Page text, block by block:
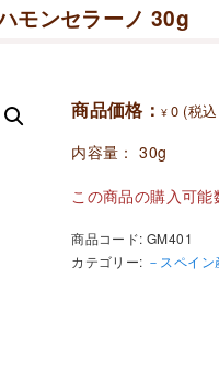
モンセラーノ 30g
商品価格：¥ 0 (税込
内容量： 30g
この商品の購入可能
商品コード: GM401
カテゴリー: －スペイ